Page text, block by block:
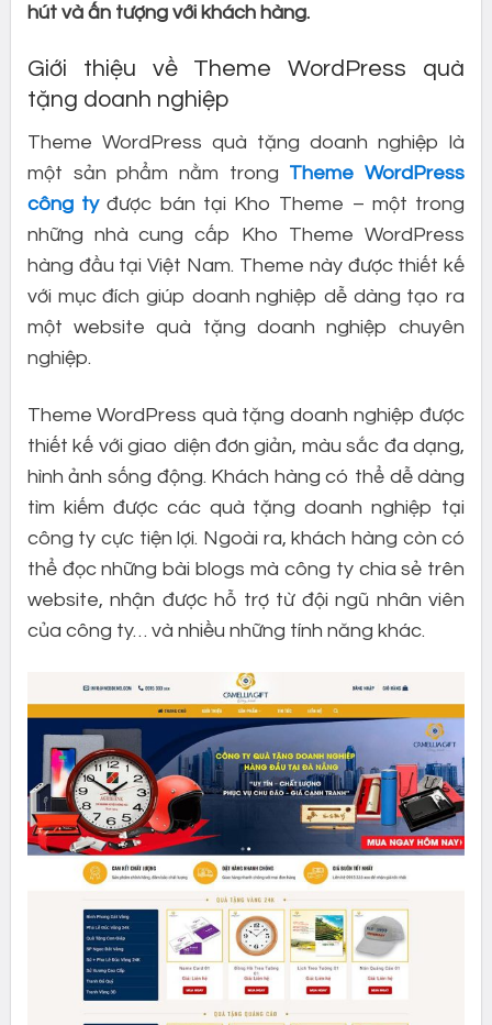
hút và ấn tượng với khách hàng.
Giới thiệu về Theme WordPress quà
tặng doanh nghiệp
Theme WordPress quà tặng doanh nghiệp là
một sản phẩm nằm trong Theme WordPress
công tyđược bán tại Kho Theme – một trong
những nhà cung cấp Kho Theme WordPress
hàng đầu tại Việt Nam. Theme này được thiết kế
với mục đích giúp doanh nghiệp dễ dàng tạo ra
một website quà tặng doanh nghiệp chuyên
nghiệp.
Theme WordPress quà tặng doanh nghiệp được
thiết kế với giao diện đơn giản, màu sắc đa dạng,
hình ảnh sống động. Khách hàng có thể dễ dàng
tìm kiếm được các quà tặng doanh nghiệp tại
công ty cực tiện lợi. Ngoài ra, khách hàng còn có
thể đọc những bài blogs mà công ty chia sẻ trên
website, nhận được hỗ trợ từ đội ngũ nhân viên
của công ty… và nhiều những tính năng khác.